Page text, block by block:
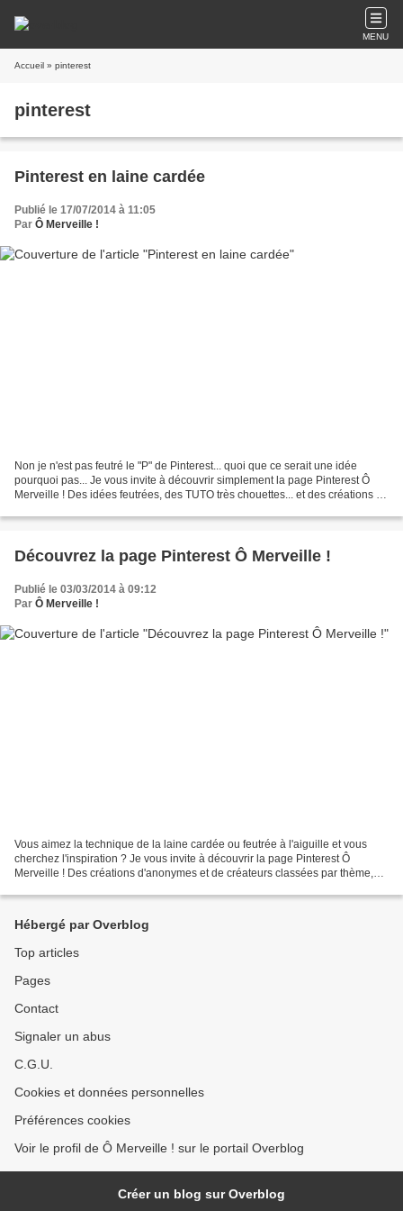
MENU
Accueil » pinterest
pinterest
Pinterest en laine cardée
Publié le 17/07/2014 à 11:05
Par Ô Merveille !
Non je n'est pas feutré le "P" de Pinterest... quoi que ce serait une idée
pourquoi pas... Je vous invite à découvrir simplement la page Pinterest Ô
Merveille ! Des idées feutrées, des TUTO très chouettes... et des créations du
Découvrez la page Pinterest Ô Merveille !
Publié le 03/03/2014 à 09:12
Par Ô Merveille !
Vous aimez la technique de la laine cardée ou feutrée à l'aiguille et vous
cherchez l'inspiration ? Je vous invite à découvrir la page Pinterest Ô
Merveille ! Des créations d'anonymes et de créateurs classées par thème,
Hébergé par Overblog
Top articles
Pages
Contact
Signaler un abus
C.G.U.
Cookies et données personnelles
Préférences cookies
Voir le profil de Ô Merveille ! sur le portail Overblog
Créer un blog sur Overblog